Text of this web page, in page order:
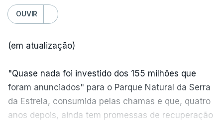
OUVIR
(em atualização)
"Quase nada foi investido dos 155 milhões que
foram anunciados" para o Parque Natural da Serra
da Estrela, consumida pelas chamas e que, quatro
anos depois, ainda tem promessas de recuperação